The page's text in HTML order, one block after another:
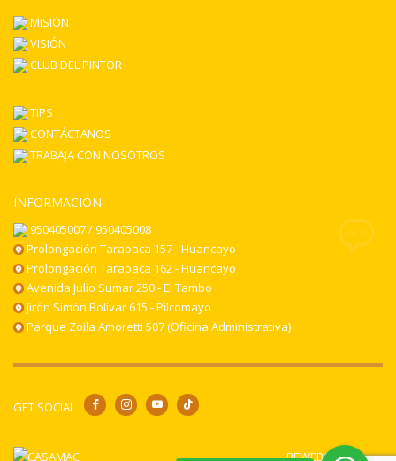
MISIÓN
VISIÓN
CLUB DEL PINTOR
TIPS
CONTÁCTANOS
TRABAJA CON NOSOTROS
INFORMACIÓN
950405007 / 950405008
Prolongación Tarapaca 157 - Huancayo
Prolongación Tarapaca 162 - Huancayo
Avenida Julio Sumar 250 - El Tambo
Jirón Simón Bolívar 615 - Pilcomayo
Parque Zoila Amoretti 507 (Oficina Administrativa)
GET SOCIAL
BEWEB© 2024